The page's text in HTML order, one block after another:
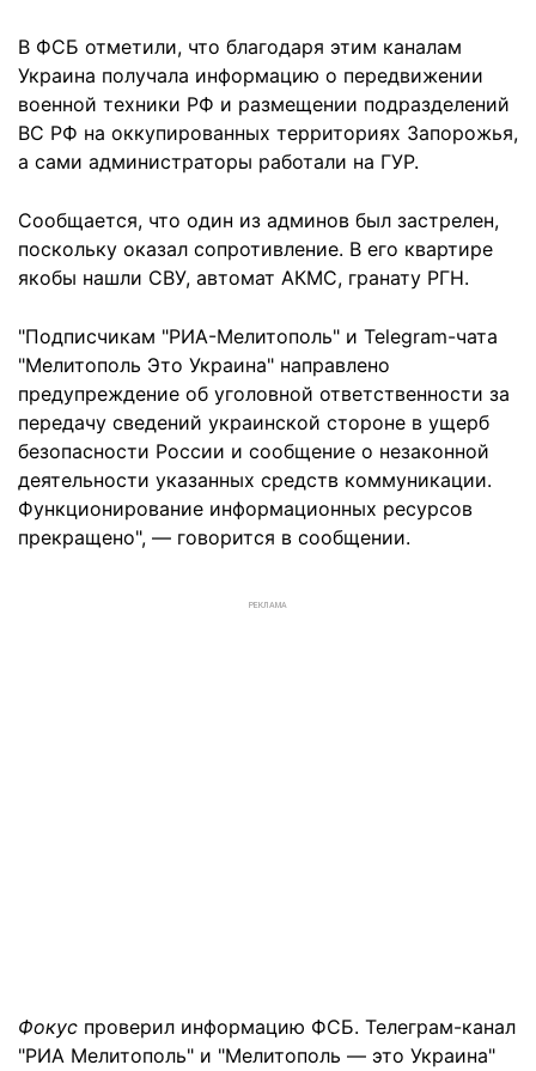
В ФСБ отметили, что благодаря этим каналам
Украина получала информацию о передвижении
военной техники РФ и размещении подразделений
ВС РФ на оккупированных территориях Запорожья,
а сами администраторы работали на ГУР.
Сообщается, что один из админов был застрелен,
поскольку оказал сопротивление. В его квартире
якобы нашли СВУ, автомат АКМС, гранату РГН.
"Подписчикам "РИА-Мелитополь" и Telegram-чата
"Мелитополь Это Украина" направлено
предупреждение об уголовной ответственности за
передачу сведений украинской стороне в ущерб
безопасности России и сообщение о незаконной
деятельности указанных средств коммуникации.
Функционирование информационных ресурсов
прекращено", — говорится в сообщении.
РЕКЛАМА
Фокус проверил информацию ФСБ. Телеграм-канал
"РИА Мелитополь" и "Мелитополь — это Украина"